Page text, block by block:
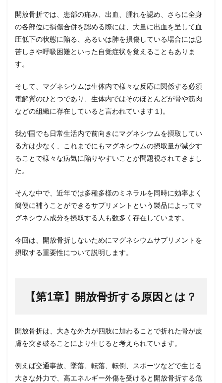
原因
と
は？
3
【第
骨折
しな
いた
めに
ネシ
ウム
リメ
る重
要性
4
め（お
わり
に）】
文献
につ
いて
M先生
開放骨折では、患部の痛み、出血、腫れを認め、さらに全身
の各部位に損傷合併を認める際には、大量に出血を呈して血
圧低下の状態に陥る、あるいは肺を損傷している場合には息
苦しさや呼吸困難といった自覚症状を覚えることもありま
す。
そして、マグネシウムは生体内で様々な反応に関係する必須
電解質のひとつであり、生体内ではそのほとんどが骨や筋肉
などの組織に存在していると言われています１)。
我が国でも日常生活内で前向きにマグネシウムを摂取してい
る方は少なく、これまでにもマグネシウムの摂取量が減少す
ることで様々な病気に陥りやすいことが問題視されてきまし
た。
そんな中で、近年では多種多様のミネラルを同時に効率よく
簡便に補うことができるサプリメントという製品によってマ
グネシウム成分を摂取する人も数多く存在しています。
今回は、開放骨折しないためにマグネシウムサプリメントを
摂取する重要性について説明します。
【第1章】開放骨折する原因とは？
開放骨折は、大きな外力が四肢に加わることで折れた骨が皮
膚を突き破ることにより生じると考えられています。
例えば交通事故、墜落、転落、転倒、スポーツなどで生じる
大きな外力で、高エネルギー外傷を受けると開放骨折する危